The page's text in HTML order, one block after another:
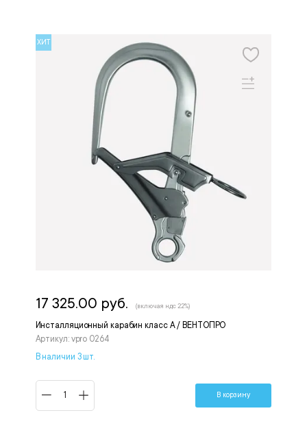
ХИТ
Инсталляционный карабин класс А / ВЕНТОПРО
Артикул: vpro 0264
17 325.00 руб. (включая ндс 22%)
В наличии 3 шт.
В корзину